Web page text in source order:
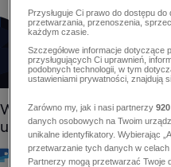
Przysługuje Ci prawo do dostępu
przetwarzania, przenoszenia,
każdym czasie.
Szczegółowe informacje dotyczące
przysługujących Ci uprawnień,
podobnych technologii, w tym
ustawieniami prywatności, znajdują
Zarówno my, jak i nasi partnerzy920
danych osobowych na Twoim
unikalne identyfikatory. Wybierając
przetwarzanie tych danych w
Partnerzy mogą przetwarzać Twoje